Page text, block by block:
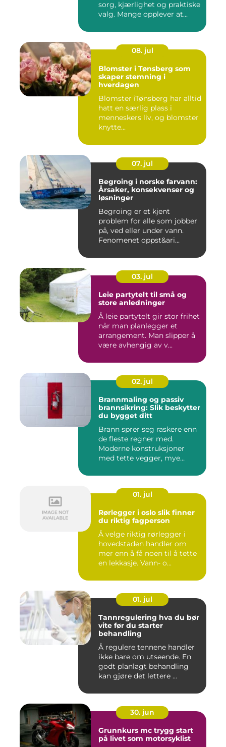
sorg, kjærlighet og praktiske
valg. Mange opplever at...
08. jul
Blomster i Tønsberg som
skaper stemning i
hverdagen
Blomster iTønsberg har alltid
hatt en særlig plass i
menneskers liv, og blomster
knytte...
07. jul
Begroing i norske farvann:
Årsaker, konsekvenser og
løsninger
Begroing er et kjent
problem for alle som jobber
på, ved eller under vann.
Fenomenet oppst&ari...
03. jul
Leie partytelt til små og
store anledninger
Å leie partytelt gir stor frihet
når man planlegger et
arrangement. Man slipper å
være avhengig av v...
02. jul
Brannmaling og passiv
brannsikring: Slik beskytter
du bygget ditt
Brann sprer seg raskere enn
de fleste regner med.
Moderne konstruksjoner
med tette vegger, mye
01. jul
Rørlegger i oslo slik finner
du riktig fagperson
Å velge riktig rørlegger i
hovedstaden handler om
mer enn å få noen til å tette
en lekkasje. Vann- o...
01. jul
Tannregulering hva du bør
vite før du starter
behandling
Å regulere tennene handler
ikke bare om utseende. En
godt planlagt behandling
kan gjøre det lettere ...
30. jun
Grunnkurs mc trygg start
på livet som motorsyklist